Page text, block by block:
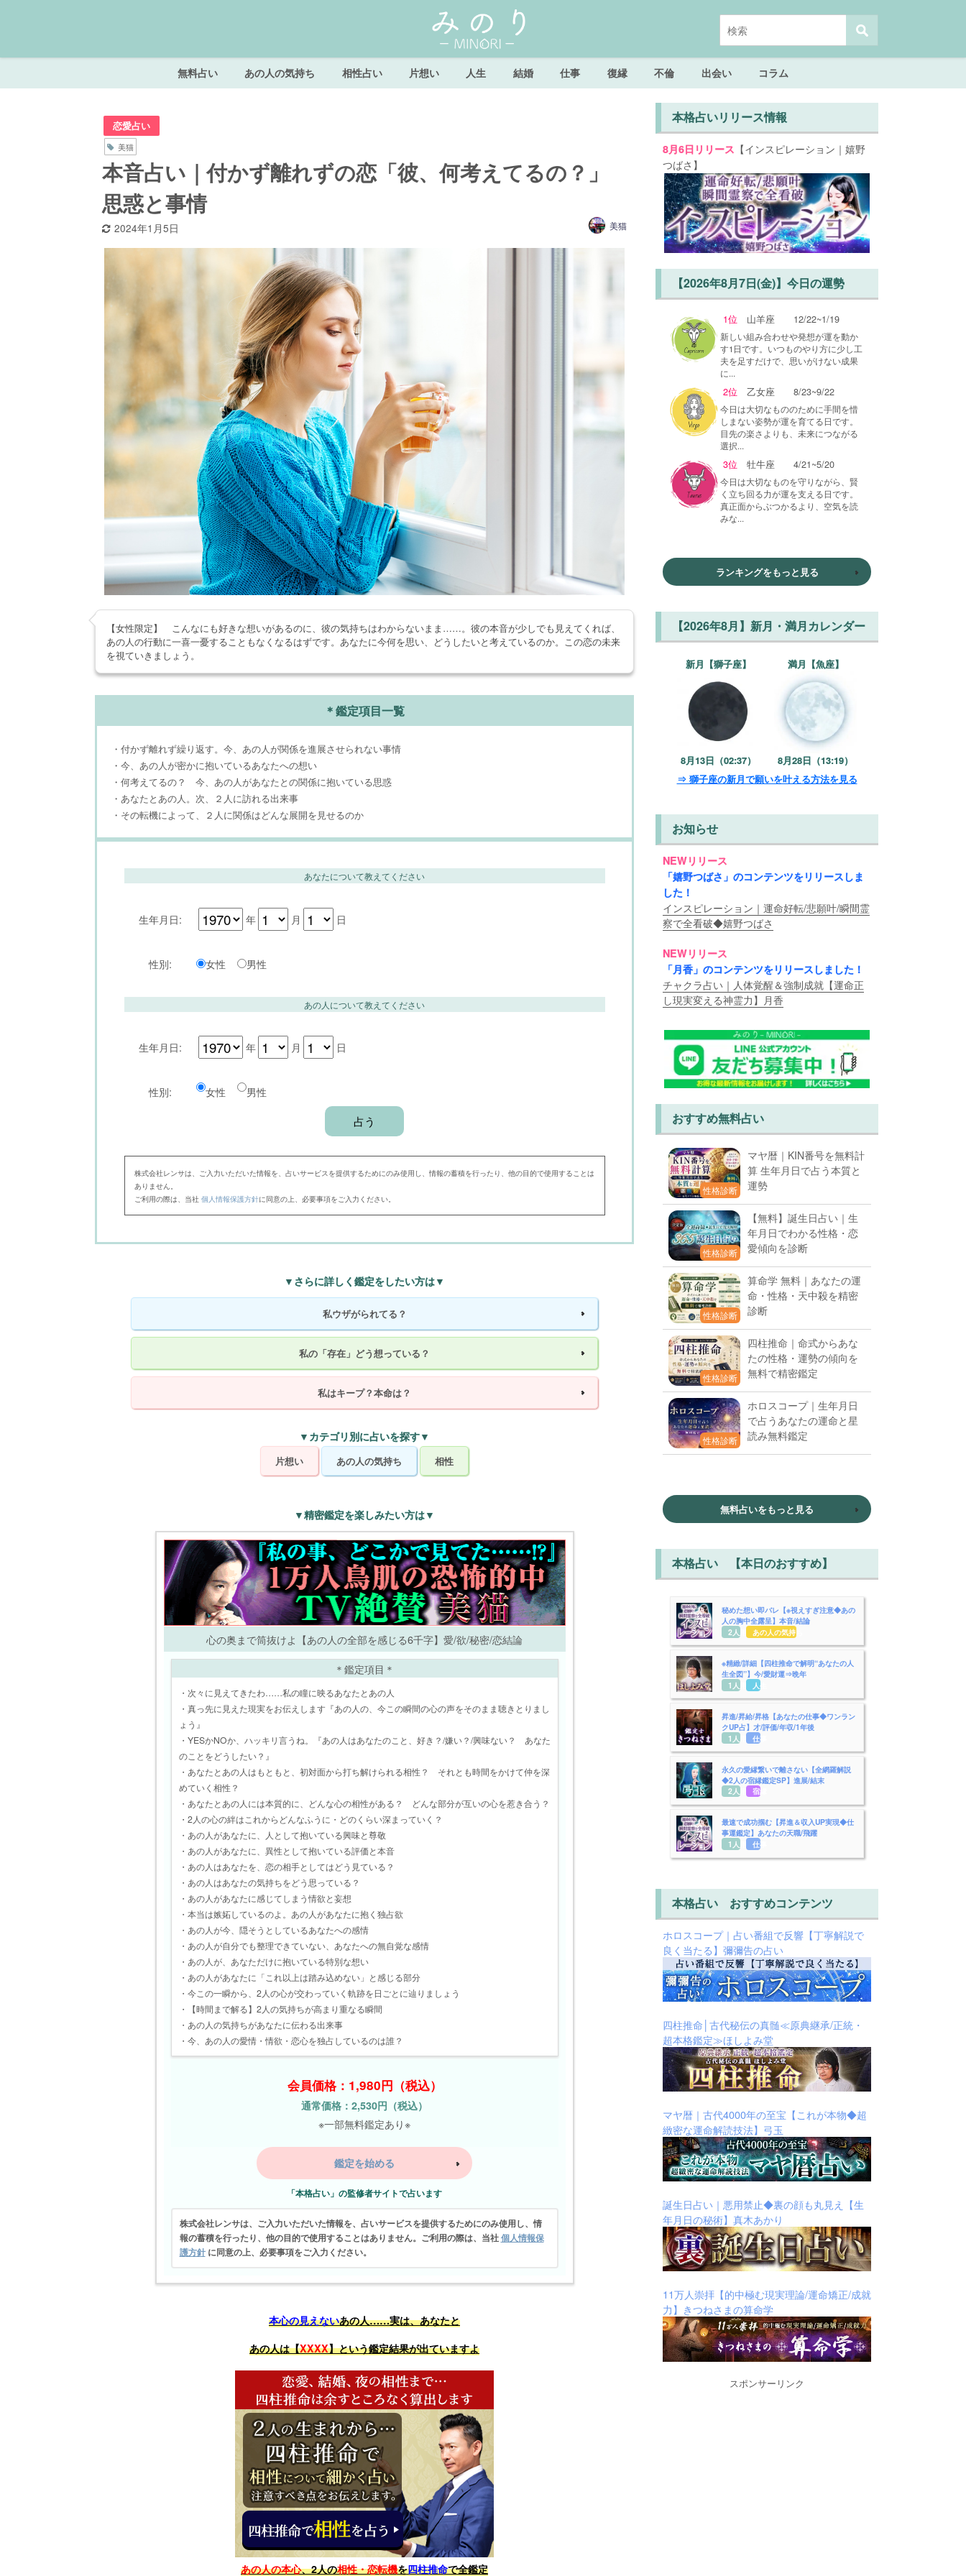
無料占い あの人の気持ち 相性占い 片想い 人生 結婚 仕事 復縁 不倫 出会い コラム
恋愛占い
美猫
本音占い｜付かず離れずの恋「彼、何考えてるの？」
思惑と事情
2024年1月5日 美猫
【女性限定】 こんなにも好きな想いがあるのに、彼の気持ちはわからないまま……。彼の本音が少しでも見えてくれば、
あの人の行動に一喜一憂することもなくなるはずです。あなたに今何を思い、どうしたいと考えているのか。この恋の未来
を視ていきましょう。
＊鑑定項目一覧
・付かず離れず繰り返す。今、あの人が関係を進展させられない事情
・今、あの人が密かに抱いているあなたへの想い
・何考えてるの？ 今、あの人があなたとの関係に抱いている思惑
・あなたとあの人。次、２人に訪れる出来事
・その転機によって、２人に関係はどんな展開を見せるのか
あなたについて教えてください
生年月日: 年 月 日
性別: 女性 男性
あの人について教えてください
生年月日: 年 月 日
性別: 女性 男性
株式会社レンサは、ご入力いただいた情報を、占いサービスを提供するためにのみ使用し、情報の蓄積を行ったり、他の目的で使用することは
ありません。
ご利用の際は、当社 個人情報保護方針に同意の上、必要事項をご入力ください。
▼さらに詳しく鑑定をしたい方は▼
私ウザがられてる？
私の「存在」どう想っている？
私はキープ？本命は？
▼カテゴリ別に占いを探す▼
片想い あの人の気持ち 相性
▼精密鑑定を楽しみたい方は▼
心の奥まで筒抜けよ【あの人の全部を感じる6千字】愛/欲/秘密/恋結論
＊鑑定項目＊
・次々に見えてきたわ……私の瞳に映るあなたとあの人
・真っ先に見えた現実をお伝えします『あの人の、今この瞬間の心の声をそのまま聴きとりまし
ょう』
・YESかNOか、ハッキリ言うね。『あの人はあなたのこと、好き？/嫌い？/興味ない？ あなた
のことをどうしたい？』
・あなたとあの人はもともと、初対面から打ち解けられる相性？ それとも時間をかけて仲を深
めていく相性？
・あなたとあの人には本質的に、どんな心の相性がある？ どんな部分が互いの心を惹き合う？
・2人の心の絆はこれからどんなふうに・どのくらい深まっていく？
・あの人があなたに、人として抱いている興味と尊敬
・あの人があなたに、異性として抱いている評価と本音
・あの人はあなたを、恋の相手としてはどう見ている？
・あの人はあなたの気持ちをどう思っている？
・あの人があなたに感じてしまう情欲と妄想
・本当は嫉妬しているのよ。あの人があなたに抱く独占欲
・あの人が今、隠そうとしているあなたへの感情
・あの人が自分でも整理できていない、あなたへの無自覚な感情
・あの人が、あなただけに抱いている特別な想い
・あの人があなたに「これ以上は踏み込めない」と感じる部分
・今この一瞬から、2人の心が交わっていく軌跡を日ごとに辿りましょう
・【時間まで解る】2人の気持ちが高まり重なる瞬間
・あの人の気持ちがあなたに伝わる出来事
・今、あの人の愛情・情欲・恋心を独占しているのは誰？
会員価格：1,980円（税込）
通常価格：2,530円（税込）
※一部無料鑑定あり※
鑑定を始める
「本格占い」の監修者サイトで占います
株式会社レンサは、ご入力いただいた情報を、占いサービスを提供するためにのみ使用し、情
報の蓄積を行ったり、他の目的で使用することはありません。ご利用の際は、当社個人情報保
護方針に同意の上、必要事項をご入力ください。
本心の見えないあの人……実は、あなたと
あの人は【XXXX】という鑑定結果が出ていますよ
あの人の本心、2人の相性・恋転機を四柱推命で全鑑定
本格占いリリース情報
8月6日リリース 【インスピレーション｜嬉野
つばさ】
【2026年8月7日(金)】今日の運勢
1位 山羊座 12/22~1/19
新しい組み合わせや発想が運を動か
す1日です。いつものやり方に少し工
夫を足すだけで、思いがけない成果
に...
2位 乙女座 8/23~9/22
今日は大切なもののために手間を惜
しまない姿勢が運を育てる日です。
目先の楽さよりも、未来につながる
選択...
3位 牡牛座 4/21~5/20
今日は大切なものを守りながら、賢
く立ち回る力が運を支える日です。
真正面からぶつかるより、空気を読
みな...
ランキングをもっと見る
【2026年8月】新月・満月カレンダー
新月【獅子座】
8月13日（02:37）
満月【魚座】
8月28日（13:19）
⇒ 獅子座の新月で願いを叶える方法を見る
お知らせ
NEWリリース
「嬉野つばさ」のコンテンツをリリースしま
した！
インスピレーション｜運命好転/悲願叶/瞬間霊
察で全看破◆嬉野つばさ
NEWリリース
「月香」のコンテンツをリリースしました！
チャクラ占い｜人体覚醒＆強制成就【運命正
し現実変える神霊力】月香
おすすめ無料占い
性格診断
マヤ暦｜KIN番号を無料計
算 生年月日で占う本質と
運勢
性格診断
【無料】誕生日占い｜生
年月日でわかる性格・恋
愛傾向を診断
性格診断
算命学 無料｜あなたの運
命・性格・天中殺を精密
診断
性格診断
四柱推命｜命式からあな
たの性格・運勢の傾向を
無料で精密鑑定
性格診断
ホロスコープ｜生年月日
で占うあなたの運命と星
読み無料鑑定
無料占いをもっと見る
本格占い 【本日のおすすめ】
秘めた想い即バレ【※視えすぎ注意◆あの
人の胸中全露呈】本音/結論
2人用 あの人の気持ち
※精緻/詳細【四柱推命で解明“あなたの人
生全図”】今/愛財運⇒晩年
1人用
人生
昇進/昇給/昇格【あなたの仕事◆ワンラン
クUP占】才/評価/年収/1年後
1人用 仕事
永久の愛縁繋いで離さない【全網羅解説
◆2人の宿縁鑑定SP】進展/結末
2人用 宿縁
最速で成功掴む【昇進＆収入UP実現◆仕
事運鑑定】あなたの天職/飛躍
1人用
仕事
本格占い おすすめコンテンツ
ホロスコープ｜占い番組で反響【丁寧解説で
良く当たる】彌彌告の占い
四柱推命│古代秘伝の真髄≪原典継承/正統・
超本格鑑定≫ほしよみ堂
マヤ暦｜古代4000年の至宝【これが本物◆超
緻密な運命解読技法】弓玉
誕生日占い｜悪用禁止◆裏の顔も丸見え【生
年月日の秘術】真木あかり
11万人崇拝【的中極む現実理論/運命矯正/成就
力】きつねさまの算命学
スポンサーリンク